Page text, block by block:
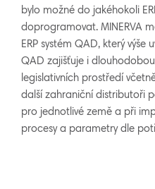
bylo možné do jakéhokoli
doprogramovat. MINERVA
ERP systém QAD, který výše
QAD zajišťuje i
legislativních prostředí
další zahraniční distributoři
pro jednotlivé země a při
procesy a parametry dle